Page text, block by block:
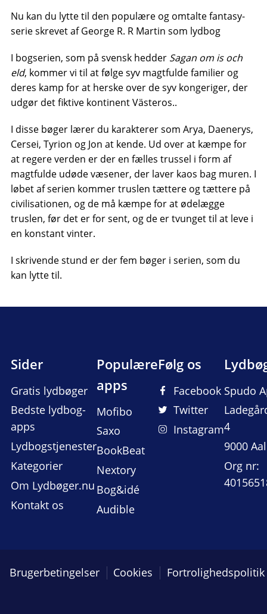
Nu kan du lytte til den populære og omtalte fantasy-
serie skrevet af George R. R Martin som lydbog
I bogserien, som på svensk hedder Sagan om is och
eld, kommer vi til at følge syv magtfulde familier og
deres kamp for at herske over de syv kongeriger, der
udgør det fiktive kontinent Västeros..
I disse bøger lærer du karakterer som Arya, Daenerys,
Cersei, Tyrion og Jon at kende. Ud over at kæmpe for
at regere verden er der en fælles trussel i form af
magtfulde udøde væsener, der laver kaos bag muren. I
løbet af serien kommer truslen tættere og tættere på
civilisationen, og de må kæmpe for at ødelægge
truslen, før det er for sent, og de er tvunget til at leve i
en konstant vinter.
I skrivende stund er der fem bøger i serien, som du
kan lytte til.
Sider
Gratis lydbøger
Bedste lydbog-
apps
Lydbogstjenester
Kategorier
Om Lydbøger.nu
Kontakt os
Populære
apps
Mofibo
Saxo
BookBeat
Nextory
Bog&idé
Audible
Følg os
Facebook
Twitter
Instagram
Spudo
4
9000
Org nr:
Brugerbetingelser Cookies Fortrolighedspolitik